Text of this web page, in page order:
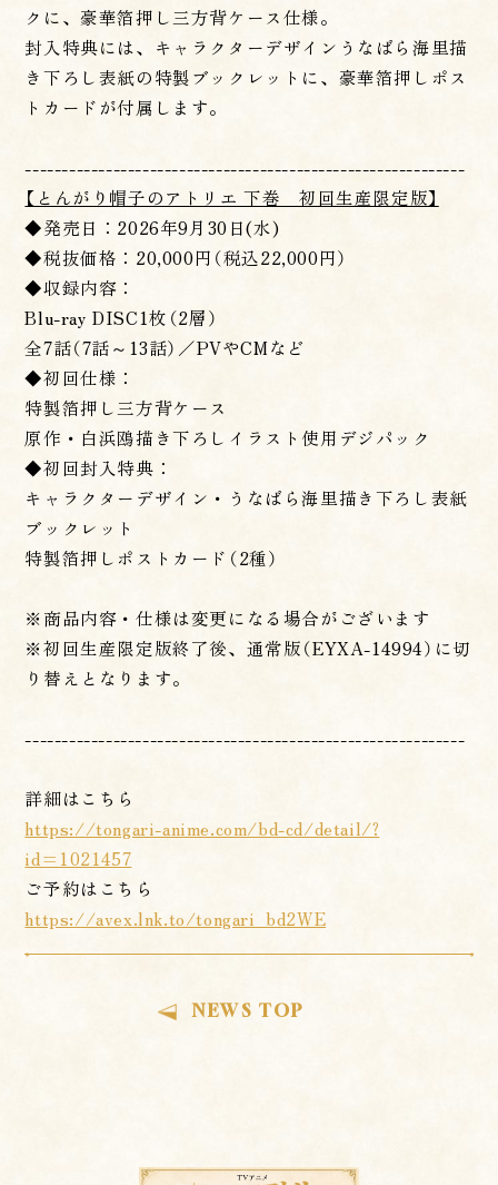
クに、豪華箔押し三方背ケース仕様。
封入特典には、キャラクターデザインうなばら海里描
き下ろし表紙の特製ブックレットに、豪華箔押しポス
トカードが付属します。
------------------------------------------------------------
【とんがり帽子のアトリエ 下巻 初回生産限定版】
◆発売日：2026年9月30日(水)
◆税抜価格：20,000円（税込22,000円）
◆収録内容：
Blu-ray DISC1枚（2層）
全7話（7話～13話）／PVやCMなど
◆初回仕様：
特製箔押し三方背ケース
原作・白浜鴎描き下ろしイラスト使用デジパック
◆初回封入特典：
キャラクターデザイン・うなばら海里描き下ろし表紙
ブックレット
特製箔押しポストカード（2種）
※商品内容・仕様は変更になる場合がございます
※初回生産限定版終了後、通常版（EYXA-14994）に切
り替えとなります。
------------------------------------------------------------
詳細はこちら
https://tongari-anime.com/bd-cd/detail/?
id=1021457
ご予約はこちら
https://avex.lnk.to/tongari_bd2WE
NEWS TOP